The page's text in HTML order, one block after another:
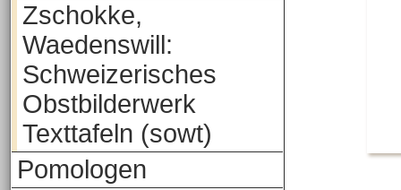
Zschokke,
Waedenswill:
Schweizerisches
Obstbilderwerk
Texttafeln (sowt)
Pomologen